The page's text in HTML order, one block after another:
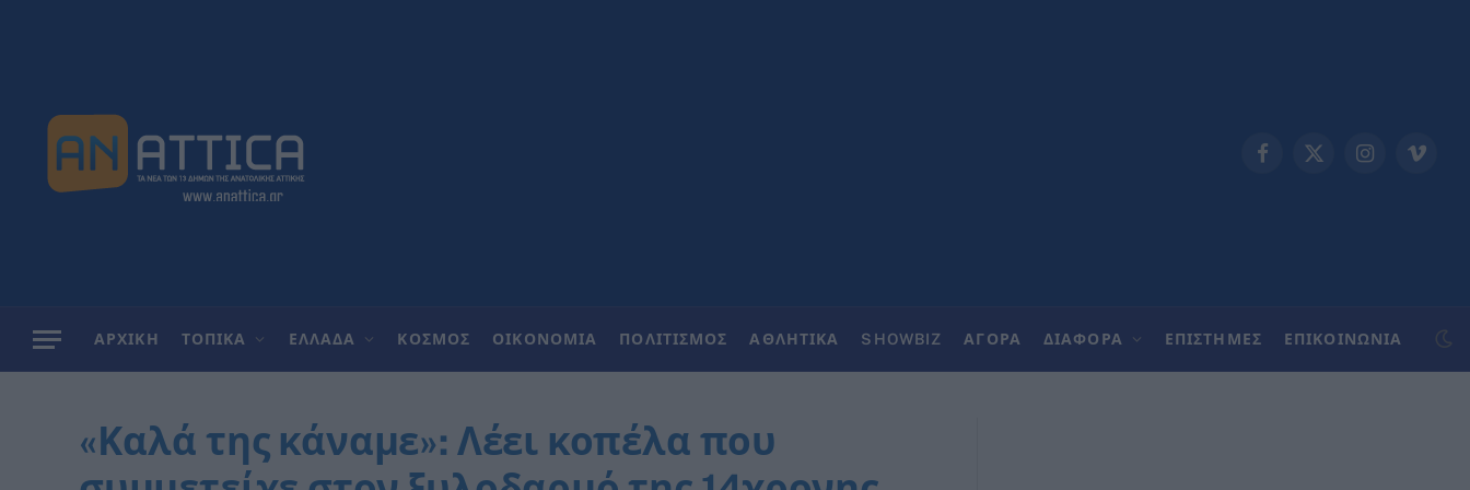
Facebook
X
InstagramVimeo
ΑΡΧΙΚΗ ΤΟΠΙΚΑ ΕΛΛΑΔΑ ΚΟΣΜΟΣ ΟΙΚΟΝΟΜΙΑ ΠΟΛΙΤΙΣΜΟΣ ΑΘΛΗΤΙΚΑ SHOWBIZ ΑΓΟΡΑ ΔΙΑΦΟΡΑ ΕΠΙΣΤΗΜΕΣ ΕΠΙΚΟΙΝΩΝΊΑ
«Καλά της κάναμε»: Λέει κοπέλα που